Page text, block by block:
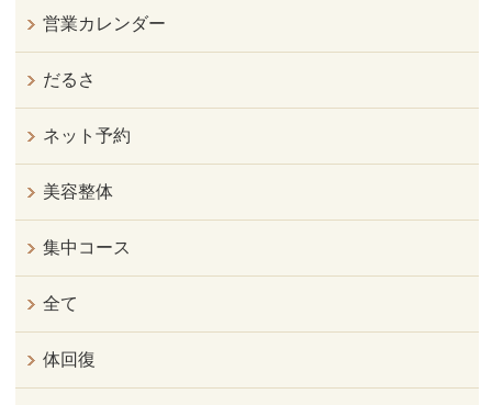
営業カレンダー
だるさ
ネット予約
美容整体
集中コース
全て
体回復